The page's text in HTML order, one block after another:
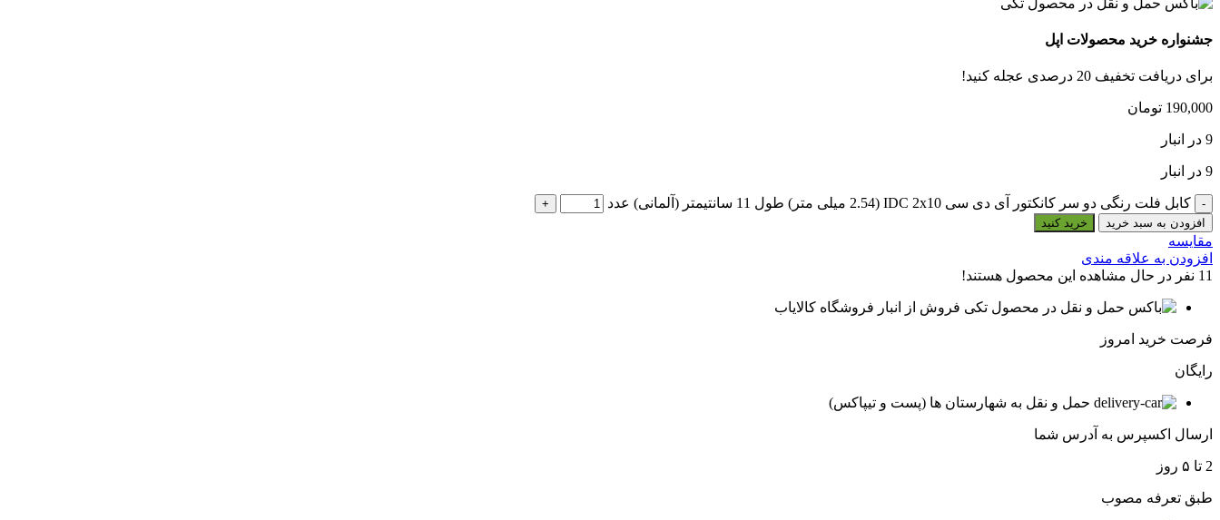
جشنواره خرید محصولات اپل
برای دریافت تخفیف 20 درصدی عجله کنید!
190,000 تومان
9 در انبار
9 در انبار
کابل فلت رنگی دو سر کانکتور آی دی سی IDC 2x10 (2.54 میلی متر) طول 11 سانتیمتر (آلمانی) عدد
افزودن به سبد خرید خرید کنید
مقایسه
افزودن به علاقه مندی
11 نفر در حال مشاهده این محصول هستند!
فروش از انبار فروشگاه کالایاب
فرصت خرید امروز
رایگان
حمل و نقل به شهارستان ها (پست و تیپاکس)
ارسال اکسپرس به آدرس شما
2 تا ۵ روز
طبق تعرفه مصوب